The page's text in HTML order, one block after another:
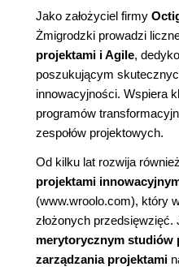
Jako założyciel firmy
Żmigrodzki prowadzi
projektami i Agile,
poszukującym
innowacyjności. Wspiera
programów
zespołów projektowych.
Od kilku lat rozwija również
projektami
(www.wroolo.com), który
złożonych przedsięwzięć.
merytorycznym studiów
zarządzania projektami